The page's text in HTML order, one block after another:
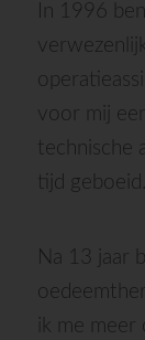
In 1996
voor mij
technische
tijd geboeid.
Na 13 jaar
ik me